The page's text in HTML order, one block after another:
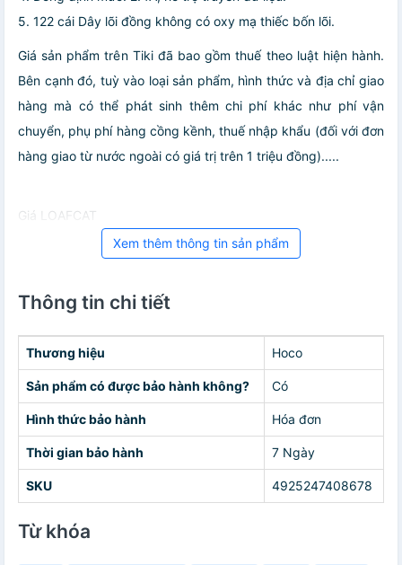
5. 122 cái Dây lõi đồng không có oxy mạ thiếc bốn lõi.
Giá sản phẩm trên Tiki đã bao gồm thuế theo luật hiện hành.
Bên cạnh đó, tuỳ vào loại sản phẩm, hình thức và địa chỉ giao
hàng mà có thể phát sinh thêm chi phí khác như phí vận
chuyển, phụ phí hàng cồng kềnh, thuế nhập khẩu (đối với đơn
hàng giao từ nước ngoài có giá trị trên 1 triệu đồng).....
Giá LOAFCAT
Xem thêm thông tin sản phẩm
Thông tin chi tiết
Thương hiệu Hoco
Sản phẩm có được bảo hành không? Có
Hình thức bảo hành Hóa đơn
Thời gian bảo hành 7 Ngày
SKU 4925247408678
Từ khóa